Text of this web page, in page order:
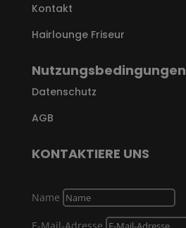
Kontakt
Hairlounge Friseur
Nutzungsbedingungen
Datenschutz
AGB
KONTAKTIERE UNS
Name
E-Mail-Adresse